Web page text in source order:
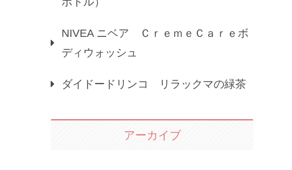
NIVEA ニベア ＣｒｅｍｅＣａｒｅボ
ディウォッシュ
ダイドードリンコ リラックマの緑茶
アーカイブ